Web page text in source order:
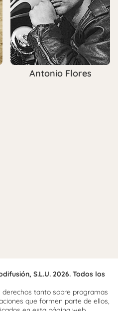
Antonio Flores
S.L.U. 2026. Todos los
tanto sobre programas
que formen parte de ellos,